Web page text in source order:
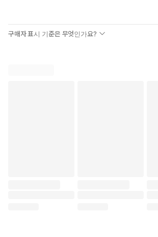
구매자 표시 기준은 무엇인가요?